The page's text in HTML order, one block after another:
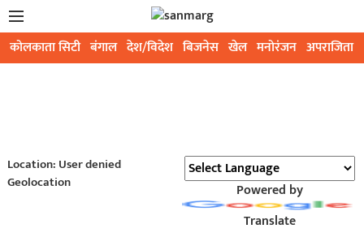
कोलकाता सिटी बंगाल देश/विदेश बिजनेस खेल मनोरंजन अपराजिता
Location: User denied
Geolocation
Powered by
Translate